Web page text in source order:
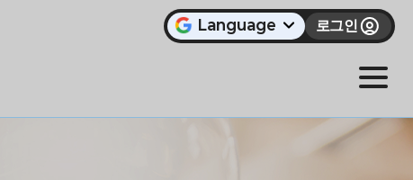
Language 로그인